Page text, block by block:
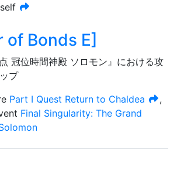
of Bonds E]
冠位時間神殿 ソロモン』における攻
プ
Part I Quest Return to Chaldea
,
Final Singularity: The Grand